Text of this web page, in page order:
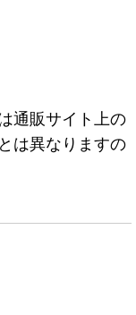
通販サイト上の
は異なりますの